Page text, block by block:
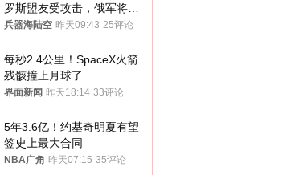
罗斯盟友受攻击，俄军将动
用核武器保护
兵器海陆空 昨天09:43 25评论
每秒2.4公里！SpaceX火箭
残骸撞上月球了
界面新闻 昨天18:14 33评论
5年3.6亿！约基奇明夏有望
签史上最大合同
NBA广角 昨天07:15 35评论